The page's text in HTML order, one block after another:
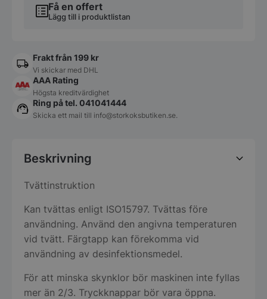
Få en offert
Lägg till i produktlistan
Frakt från 199 kr
Vi skickar med DHL
AAA Rating
Högsta kreditvärdighet
Ring på tel. 041041444
Skicka ett mail till info@storkoksbutiken.se.
Beskrivning
Tvättinstruktion
Kan tvättas enligt ISO15797. Tvättas före
användning. Använd den angivna temperaturen
vid tvätt. Färgtapp kan förekomma vid
användning av desinfektionsmedel.
För att minska skynklor bör maskinen inte fyllas
mer än 2/3. Tryckknappar bör vara öppna.